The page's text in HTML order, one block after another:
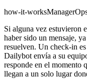
how-it-worksManager
Si alguna vez estuvieron
haber sido un mensaje,
resuelven. Un check-in
Dailybot envía a su
responde en el momento
llegan a un solo lugar